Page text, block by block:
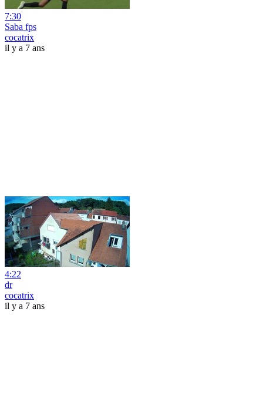
7:30
Saba fps
cocatrix
il y a 7 ans
4:22
dr
cocatrix
il y a 7 ans